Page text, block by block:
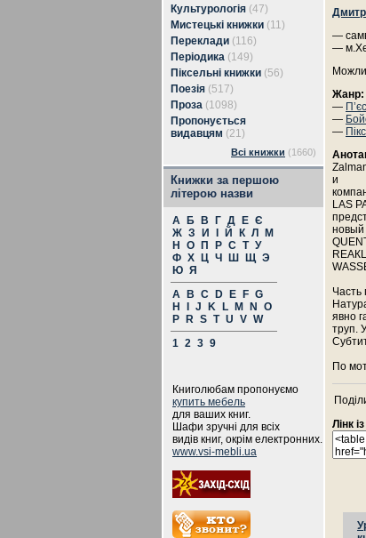
Культурологія (47)
Мистецькі книжки (11)
Переклади (116)
Періодика (149)
Піксельні книжки (56)
Поезія (517)
Проза (1098)
Пропонується
видавцям (21)
Всі книжки (1660)
Книжки за першою
літерою назви
А Б В Г Д Е Є
Ж З И Й К Л
М
Н
О П Р С Т У
Ф Х Ц Ч Ш Щ Э
Ю Я
A
B C D E F G
H
J K L M N
O
P
R S T U V W
1 2 3 9
Книголюбам пропонуємо
купить мебель
для ваших книг.
Шафи зручні для всіх
видів книг, окрім електронних.
www.vsi-mebli.ua
—
—
Жанр:
—
—
—
и
LAS
новый
Часть
явно
труп.
По
Лінк